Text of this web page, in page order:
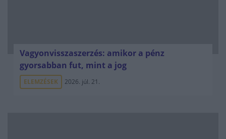
Vagyonvisszaszerzés: amikor a pénz
gyorsabban fut, mint a jog
ELEMZÉSEK 2026. júl. 21.